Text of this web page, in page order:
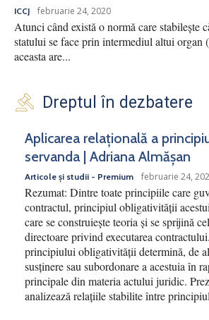
ICCJ februarie 24, 2020
Atunci când există o normă care stabilește
statului se face prin intermediul altui organ
aceasta are...
Dreptul în dezbatere
Aplicarea relațională a
servanda | Adriana Almășan
Articole și studii - Premium februarie 24,
Rezumat: Dintre toate principiile care
contractul, principiul obligativității
care se construiește teoria și se sprijină
directoare privind executarea
principiului obligativității determină, de
susținere sau subordonare a acestuia în
principale din materia actului juridic.
analizează relațiile stabilite între